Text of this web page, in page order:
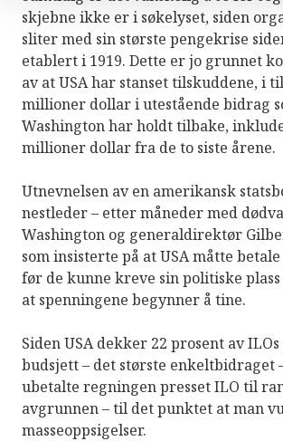
skjebne ikke er i søkelyset, siden
sliter med sin største pengekrise
etablert i 1919. Dette er jo grunnet
av at USA har stanset tilskuddene, i
millioner dollar i utestående bidrag
Washington har holdt tilbake,
millioner dollar fra de to siste årene.
Utnevnelsen av en amerikansk
nestleder – etter måneder med
Washington og generaldirektør
som insisterte på at USA måtte
før de kunne kreve sin politiske plass
at spenningene begynner å tine.
Siden USA dekker 22 prosent av
budsjett – det største enkeltbidraget
ubetalte regningen presset ILO til
avgrunnen – til det punktet at man
masseoppsigelser.